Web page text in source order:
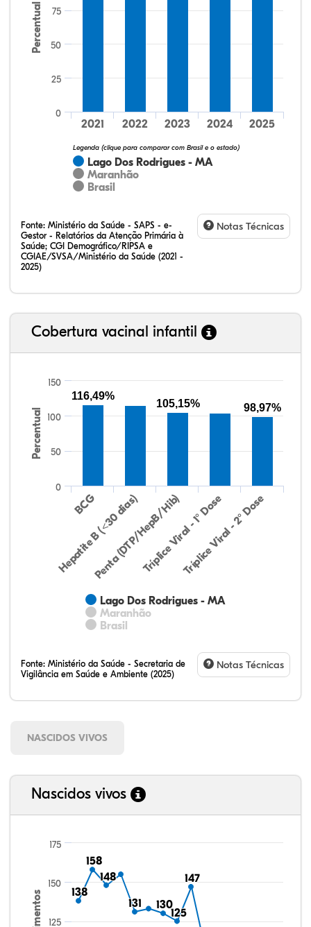
Percentual
Lago Dos Rodrigues - MA
Maranhão
Brasil
Legenda (clique para comparar com Brasil e o estado)
2021 2022 2023 2024 2025
0
25
50
75
Fonte: Ministério da Saúde - SAPS - e-
Gestor - Relatórios da Atenção Primária à
Saúde; CGI Demográfico/RIPSA e
CGIAE/SVSA/Ministério da Saúde (2021 -
2025)
Notas Técnicas
Cobertura vacinal infantil
Percentual
Lago Dos Rodrigues - MA
Maranhão
Brasil
BCG
Hepatite B (<30 dias)
Penta (DTP/HepB/Hib)Tríplice Viral - 1° Dose
Tríplice Viral - 2° Dose
0
50
100
150
116,49%
105,15% 98,97%
Fonte: Ministério da Saúde - Secretaria de
Vigilância em Saúde e Ambiente (2025)
Notas Técnicas
NASCIDOS VIVOS
Nascidos vivos
138
138
158
158
148
148
131
131 130
130
125
125
147
147
125
150
175
10,61%
15,15%
1,52%
65,15%
4,55%
3,03%
32,28%
12,07%
0,23%
51,73%
2,94%
0,75%